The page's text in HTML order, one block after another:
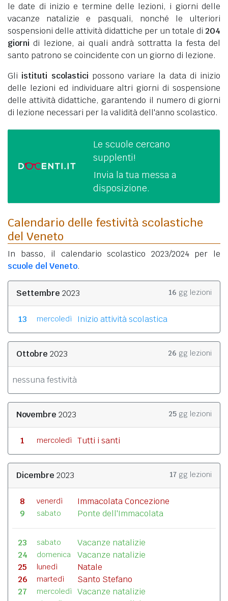
le date di inizio e termine delle lezioni, i giorni delle
vacanze natalizie e pasquali, nonché le ulteriori
sospensioni delle attività didattiche per un totale di 204
giorni di lezione, ai quali andrà sottratta la festa del
santo patrono se coincidente con un giorno di lezione.
Gli istituti scolastici possono variare la data di inizio
delle lezioni ed individuare altri giorni di sospensione
delle attività didattiche, garantendo il numero di giorni
di lezione necessari per la validità dell'anno scolastico.
Le scuole cercano
supplenti!
Invia la tua messa a
disposizione.
Calendario delle festività scolastiche
del Veneto
In basso, il calendario scolastico 2023/2024 per le
scuole del Veneto.
Settembre 2023 16 gg lezioni
13 mercoledì Inizio attività scolastica
Ottobre 2023 26 gg lezioni
nessuna festività
Novembre 2023 25 gg lezioni
1 mercoledì Tutti i santi
Dicembre 2023 17 gg lezioni
8 venerdì
Immacolata Concezione
9
sabato Ponte dell'Immacolata
23 sabato
Vacanze natalizie
24
domenica
Vacanze natalizie
25
lunedì
Natale
26
martedì
Santo Stefano
27
mercoledì
Vacanze natalizie